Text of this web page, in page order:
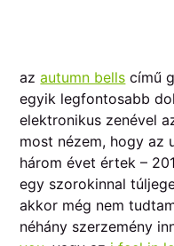
azautumn bells című
egyik legfontosabb
elektronikus zenével
most nézem, hogy az
három évet értek –
egy szorokinnal
akkor még nem
néhány szerzemény